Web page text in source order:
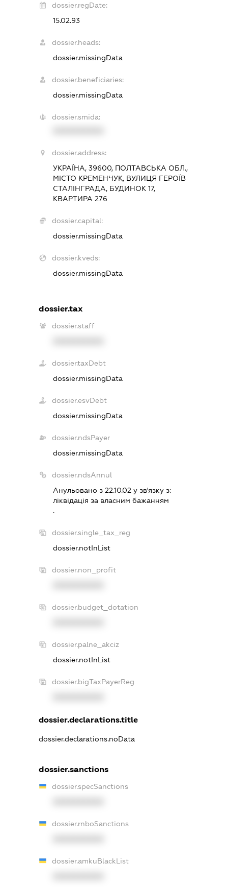
dossier.regDate:
15.02.93
dossier.heads:
dossier.missingData
dossier.beneficiaries:
dossier.missingData
dossier.smida:
dossier.address:
УКРАЇНА, 39600, ПОЛТАВСЬКА ОБЛ.,
МІСТО КРЕМЕНЧУК, ВУЛИЦЯ ГЕРОЇВ
СТАЛІНГРАДА, БУДИНОК 17,
КВАРТИРА 276
dossier.capital:
dossier.missingData
dossier.kveds:
dossier.missingData
dossier.tax
dossier.staff
dossier.taxDebt
dossier.missingData
dossier.esvDebt
dossier.missingData
dossier.ndsPayer
dossier.missingData
dossier.ndsAnnul
Анульовано з 22.10.02 у зв'язку з:
лiквiдацiя за власним бажанням
.
dossier.single_tax_reg
dossier.notInList
dossier.non_profit
dossier.budget_dotation
dossier.palne_akciz
dossier.notInList
dossier.bigTaxPayerReg
dossier.declarations.title
dossier.declarations.noData
dossier.sanctions
dossier.specSanctions
dossier.rnboSanctions
dossier.amkuBlackList